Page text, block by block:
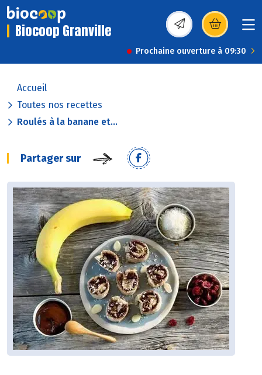
Biocoop Granville (s’ouvre dans une
Prochaine ouverture à 09:30
Accueil
Toutes nos recettes
Roulés à la banane et...
Partager sur